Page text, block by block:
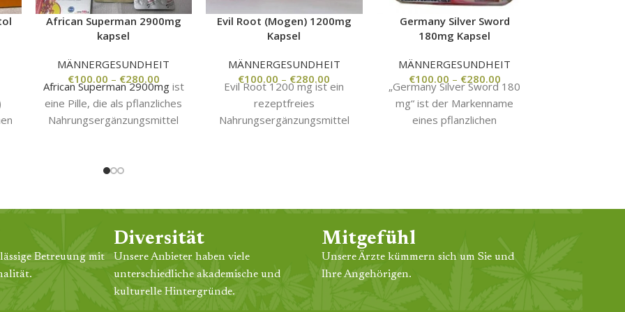
African Superman 2900mg
kapsel
MÄNNERGESUNDHEIT
€100.00 – €280.00
African Superman 2900mgist
eine Pille, die als pflanzliches
Nahrungsergänzungsmittel
Leistungsfähigkeit, Ausdauer
Evil Root (Mogen) 1200mg
Kapsel
MÄNNERGESUNDHEIT
€100.00 – €280.00
Evil Root 1200 mg ist ein
rezeptfreies
Nahrungsergänzungsmittel
Germany Silver Sword
180mg Kapsel
MÄNNERGESUNDHEIT
€100.00 – €280.00
„Germany Silver Sword 180
mg“ ist der Markenname
eines pflanzlichen
Tagen.
wird seit 8
Betreuung mit
Diversität
Unsere Anbieter haben viele
unterschiedliche akademische und
kulturelle Hintergründe.
Mitgefühl
Unsere Ärzte kümmern sich um Sie und
Ihre Angehörigen.